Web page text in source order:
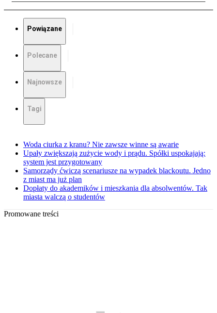
Powiązane
Polecane
Najnowsze
Tagi
Woda ciurka z kranu? Nie zawsze winne są awarie
Upały zwiększają zużycie wody i prądu. Spółki uspokajają:
system jest przygotowany
Samorządy ćwiczą scenariusze na wypadek blackoutu. Jedno
z miast ma już plan
Dopłaty do akademików i mieszkania dla absolwentów. Tak
miasta walczą o studentów
Promowane treści